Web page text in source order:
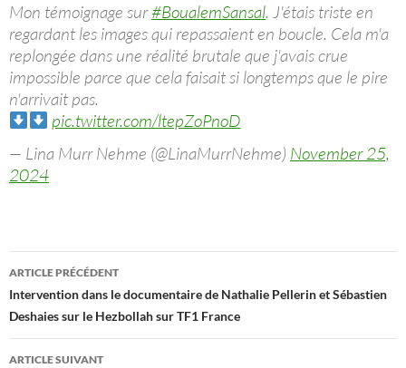
Mon témoignage sur#BoualemSansal. J'étais triste en
regardant les images qui repassaient en boucle. Cela m'a
replongée dans une réalité brutale que j'avais crue
impossible parce que cela faisait si longtemps que le pire
n'arrivait pas.
pic.twitter.com/ltepZoPnoD
— Lina Murr Nehme (@LinaMurrNehme) November 25,
2024
Navigation
des
articles
ARTICLE PRÉCÉDENT
Intervention dans le documentaire de Nathalie Pellerin et Sébastien
Deshaies sur le Hezbollah‌ sur TF1 France
ARTICLE SUIVANT